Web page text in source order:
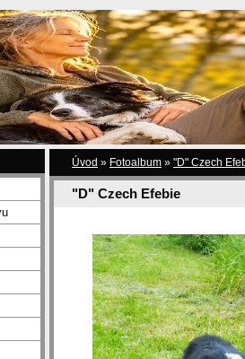
Úvod » Fotoalbum » "D" Czech
"D" Czech Efebie